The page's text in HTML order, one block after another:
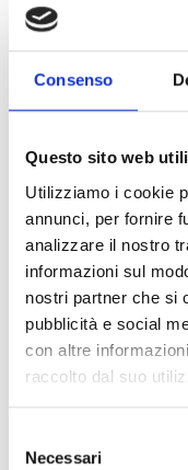
Consenso
Questo sito web
Utilizziamo i cookie
annunci, per fornire
analizzare il nostro
informazioni sul
nostri partner che si
pubblicità e social
con altre
raccolto dal suo
delNecessari
Chi può
contributo i
popolazione
del censimento
Entità del
La dotazione
269.000 Euro.
Il progetto
pena d’esclusione,
Euroed una spesa
ammissibili.